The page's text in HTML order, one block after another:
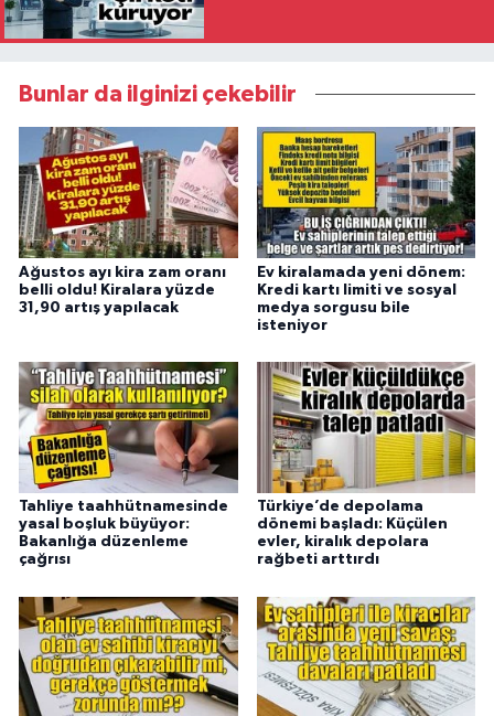
Bunlar da ilginizi çekebilir
Ağustos ayı kira zam oranı
belli oldu! Kiralara yüzde
31,90 artış yapılacak
Ev kiralamada yeni dönem:
Kredi kartı limiti ve sosyal
medya sorgusu bile
isteniyor
Tahliye taahhütnamesinde
yasal boşluk büyüyor:
Bakanlığa düzenleme
çağrısı
Türkiye’de depolama
dönemi başladı: Küçülen
evler, kiralık depolara
rağbeti arttırdı